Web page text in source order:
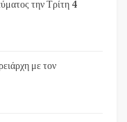
την Τρίτη 4
με τον